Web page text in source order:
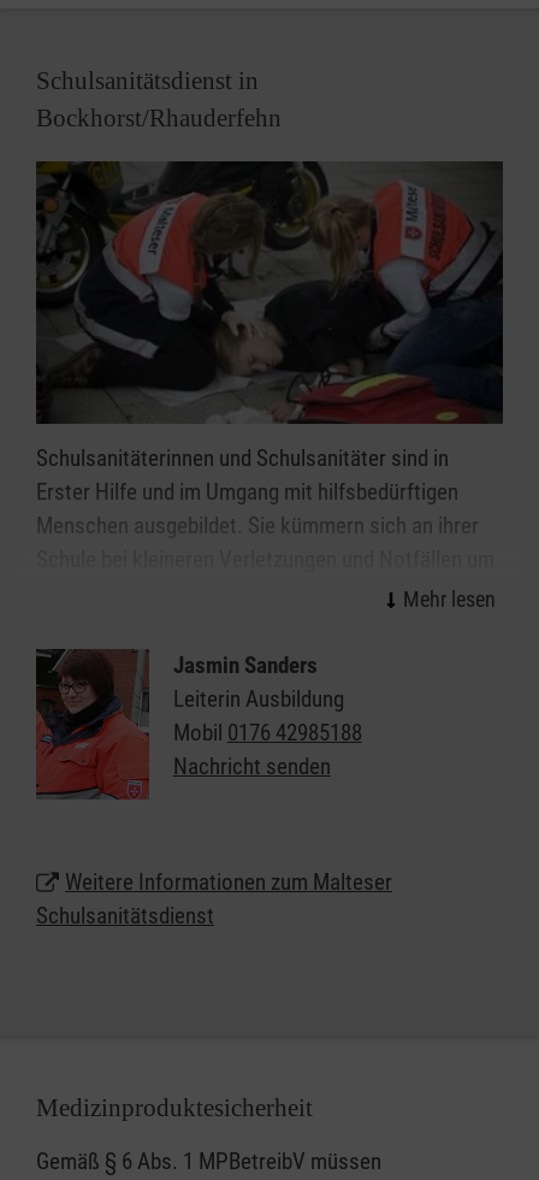
Schulsanitätsdienst in
Bockhorst/Rhauderfehn
Schulsanitäterinnen und Schulsanitäter sind in
Erster Hilfe und im Umgang mit hilfsbedürftigen
Menschen ausgebildet. Sie kümmern sich an ihrer
gestellten Räume, Geräte und Materialien. Der
Schulsanitätsdienst in Bockhorst/Rhauderfehn
unterstützt so die Schulleitung in ihrer
Verantwortung für die Sicherheit der Schülerinnen,
Schüler und Lehrkräfte. Wir möchten jungen
übernehmen, Zivilcourage zeigen und vielleicht
sogar Leben retten.
Jasmin Sanders
Leiterin Ausbildung
Mobil 0176 42985188
Nachricht senden
Weitere Informationen zum Malteser
Schulsanitätsdienst
Medizinproduktesicherheit
Gemäß § 6 Abs. 1 MPBetreibV müssen